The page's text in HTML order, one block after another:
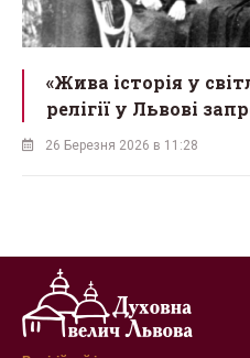
«Жива історія у
релігії у Львові
26 Березня 2026 в 11:28